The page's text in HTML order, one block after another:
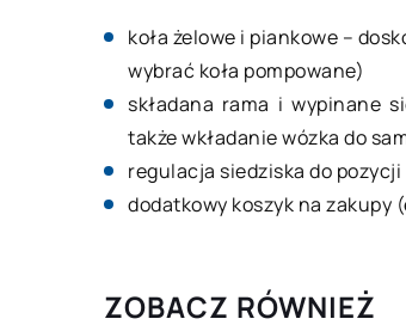
koła żelowe i piankowe –
wybrać koła pompowane)
składana rama i wypinane
także wkładanie wózka do
regulacja siedziska do
dodatkowy koszyk na zakupy
ZOBACZ RÓWNIEŻ